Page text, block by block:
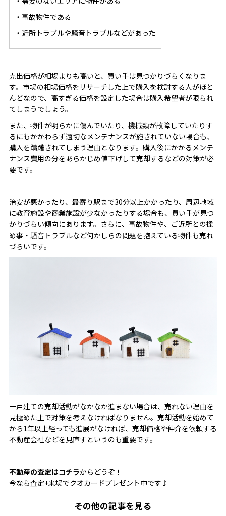
・事故物件である
・近所トラブルや騒音トラブルなどがあった
売出価格が相場よりも高いと、買い手は見つかりづらくなりま
す。市場の相場価格をリサーチした上で購入を検討する人がほと
んどなので、高すぎる価格を設定した場合は購入希望者が限られ
てしまうでしょう。
また、物件が明らかに傷んでいたり、機械類が故障していたりす
るにもかかわらず適切なメンテナンスが施されていない場合も、
購入を躊躇されてしまう理由となります。購入後にかかるメンテ
ナンス費用の分をあらかじめ値下げして売却するなどの対策が必
要です。
治安が悪かったり、最寄り駅まで30分以上かかったり、周辺地域
に教育施設や商業施設が少なかったりする場合も、買い手が見つ
かりづらい傾向にあります。さらに、事故物件や、ご近所との揉
め事・騒音トラブルなど何かしらの問題を抱えている物件も売れ
づらいです。
一戸建ての売却活動がなかなか進まない場合は、売れない理由を
見極めた上で対策を考えなければなりません。売却活動を始めて
から1年以上経っても進展がなければ、売却価格や仲介を依頼する
不動産会社などを見直すというのも重要です。
不動産の査定はコチラからどうぞ！
今なら査定+来場でクオカードプレゼント中です♪
その他の記事を見る